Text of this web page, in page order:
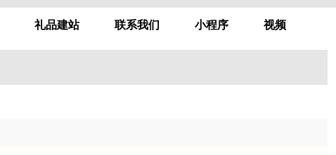
礼品建站 联系我们 小程序 视频